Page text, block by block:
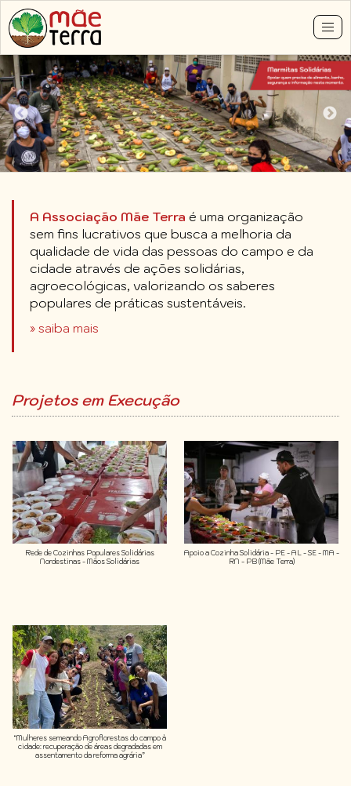
Pular
para
conteúdo
principal
A Associação Mãe Terra é uma organização
sem fins lucrativos que busca a melhoria da
qualidade de vida das pessoas do campo e da
cidade através de ações solidárias,
agroecológicas, valorizando os saberes
populares de práticas sustentáveis.
» saiba mais
Projetos em Execução
Rede de Cozinhas Populares Solidárias
Nordestinas - Mãos Solidárias
Apoio a Cozinha Solidária - PE - AL - SE - MA -
RN - PB (Mãe Terra)
“Mulheres semeando Agroflorestas do campo à
cidade: recuperação de áreas degradadas em
assentamento da reforma agrária”